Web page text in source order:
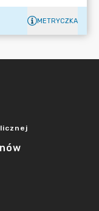
METRYCZKA